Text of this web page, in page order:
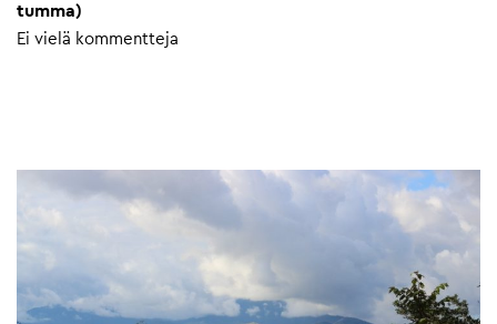
tumma)
Ei vielä kommentteja